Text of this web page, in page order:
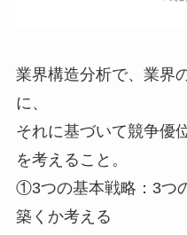
業界構造分析で、業界
に、
それに基づいて競争優
を考えること。
①3つの基本戦略：3つ
築くか考える